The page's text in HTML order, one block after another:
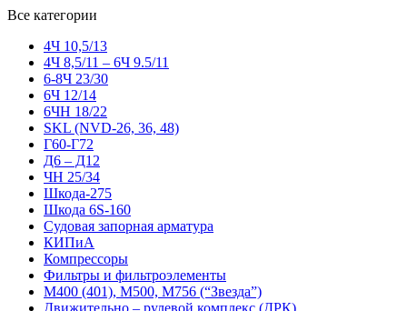
Все категории
4Ч 10,5/13
4Ч 8,5/11 – 6Ч 9.5/11
6-8Ч 23/30
6Ч 12/14
6ЧН 18/22
SKL (NVD-26, 36, 48)
Г60-Г72
Д6 – Д12
ЧН 25/34
Шкода-275
Шкода 6S-160
Судовая запорная арматура
КИПиА
Компрессоры
Фильтры и фильтроэлементы
М400 (401), М500, М756 (“Звезда”)
Движительно – рулевой комплекс (ДРК)